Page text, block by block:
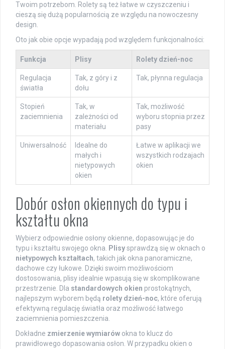
Twoim potrzebom. Rolety są też łatwe w czyszczeniu i
cieszą się dużą popularnością ze względu na nowoczesny
design.
Oto jak obie opcje wypadają pod względem funkcjonalności:
Funkcja Plisy Rolety dzień-noc
Regulacja
światła
Tak, z góry i z
dołu
Tak, płynna regulacja
Stopień
zaciemnienia
Tak, w
zależności od
materiału
Tak, możliwość
wyboru stopnia przez
pasy
Uniwersalność
Idealne do
małych i
nietypowych
okien
Łatwe w aplikacji we
wszystkich rodzajach
okien
Dobór osłon okiennych do typu i
kształtu okna
Wybierz odpowiednie osłony okienne, dopasowując je do
typu i kształtu swojego okna.
Plisysprawdzą się w oknach o
nietypowych kształtach, takich jak okna panoramiczne,
dachowe czy łukowe. Dzięki swoim możliwościom
dostosowania, plisy idealnie wpasują się w skomplikowane
przestrzenie. Dla standardowych okien prostokątnych,
najlepszym wyborem będą rolety dzień-noc, które oferują
efektywną regulację światła oraz możliwość łatwego
zaciemnienia pomieszczenia.
Dokładne zmierzenie wymiarów okna to klucz do
prawidłowego dopasowania osłon. W przypadku okien o